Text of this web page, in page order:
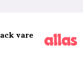
vare